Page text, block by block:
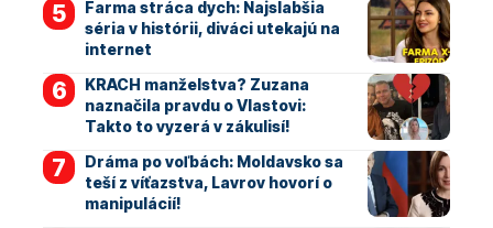
Farma stráca dych: Najslabšia
séria v histórii, diváci utekajú na
internet
KRACH manželstva? Zuzana
naznačila pravdu o Vlastovi:
Takto to vyzerá v zákulisí!
Dráma po voľbách: Moldavsko sa
teší z víťazstva, Lavrov hovorí o
manipulácií!